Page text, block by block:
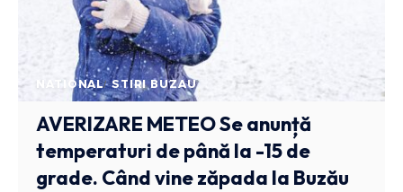
NATIONAL STIRI BUZAU
AVERIZARE METEOSe anunță
temperaturi de până la -15 de
grade. Când vine zăpada la Buzău